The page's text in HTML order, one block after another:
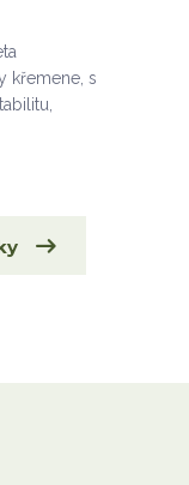
křemene, s